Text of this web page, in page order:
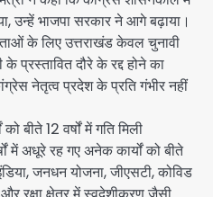
उन्हें भाजपा सरकार ने आगे बढ़ाया।
के लिए उत्तराखंड केवल चुनावी
प्रस्तावित दौरे के रद्द होने का
नेतृत्व प्रदेश के प्रति गंभीर नहीं
बीते 12 वर्षों में गति मिली
में अधूरे रह गए अनेक कार्यों को बीते
जनधन योजना, जीएसटी, कोविड